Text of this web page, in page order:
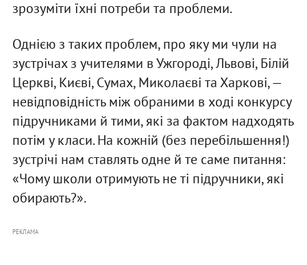
зрозуміти їхні потреби та проблеми.
Однією з таких проблем, про яку ми чули на
зустрічах з учителями в Ужгороді, Львові, Білій
Церкві, Києві, Сумах, Миколаєві та Харкові, —
невідповідність між обраними в ході конкурсу
підручниками й тими, які за фактом надходять
потім у класи. На кожній (без перебільшення!)
зустрічі нам ставлять одне й те саме питання:
«Чому школи отримують не ті підручники, які
обирають?».
РЕКЛАМА